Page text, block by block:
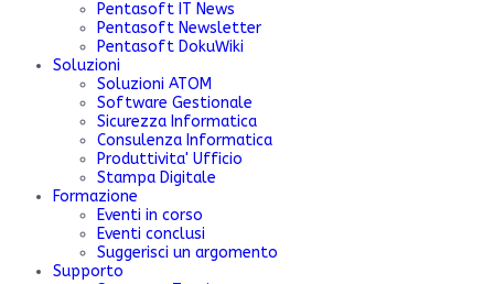
Pentasoft IT News
Pentasoft Newsletter
Pentasoft DokuWiki
Soluzioni
Soluzioni ATOM
Software Gestionale
Sicurezza Informatica
Consulenza Informatica
Produttivita' Ufficio
Stampa Digitale
Formazione
Eventi in corso
Eventi conclusi
Suggerisci un argomento
Supporto